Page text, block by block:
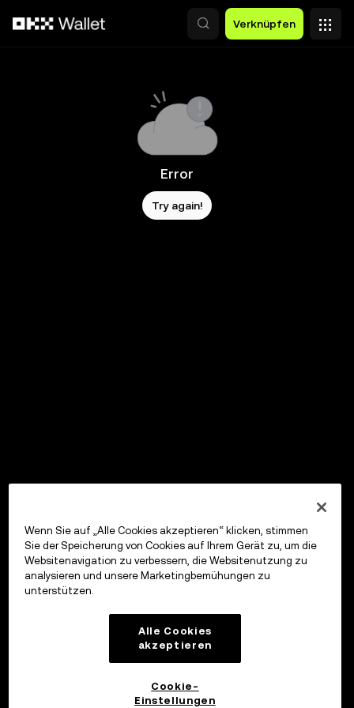
Verknüpfen
Error
Try again!
Wenn Sie auf „Alle Cookies akzeptieren“ klicken, stimmen
Sie der Speicherung von Cookies auf Ihrem Gerät zu, um die
Websitenavigation zu verbessern, die Websitenutzung zu
analysieren und unsere Marketingbemühungen zu
unterstützen.
Alle Cookies
akzeptieren
Cookie-
Einstellungen